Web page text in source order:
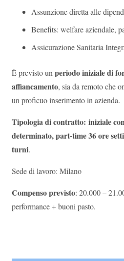
Assunzione diretta alle
Benefits: welfare aziendale,
Assicurazione Sanitaria
È previsto un periodo iniziale di
affiancamento, sia da remoto che
un proficuo inserimento in azienda.
Tipologia di contratto: iniziale
determinato, part-time 36 ore
turni.
Sede di lavoro: Milano
Compenso previsto: 20.000 –
performance + buoni pasto.